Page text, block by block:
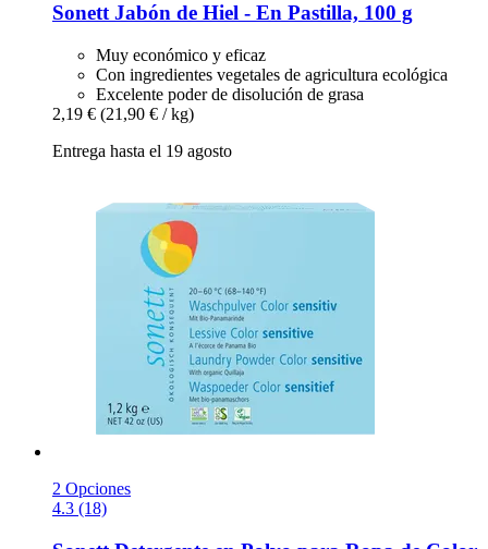
Sonett Jabón de Hiel -​ En Pastilla, 100 g
Muy económico y eficaz
Con ingredientes vegetales de agricultura ecológica
Excelente poder de disolución de grasa
2,19 € (21,90 € / kg)
Entrega hasta el 19 agosto
2 Opciones
4.3 (18)